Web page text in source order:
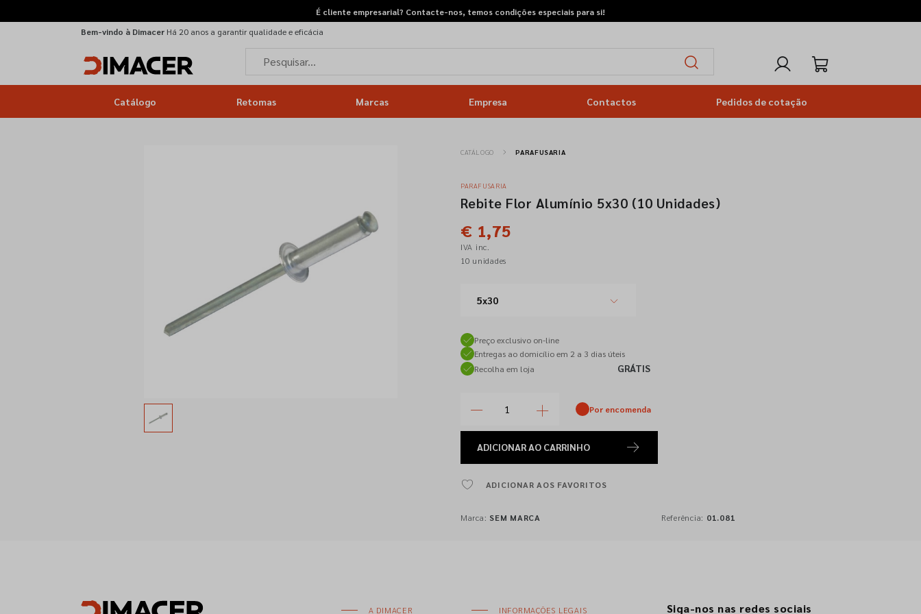
É cliente empresarial? Contacte-nos, temos condições especiais para si!
Bem-vindo à Dimacer Há 20 anos a garantir qualidade e eficácia
Catálogo Retomas Marcas Empresa Contactos Pedidos de cotação
CATÁLOGO PARAFUSARIA
PARAFUSARIA
Rebite Flor Alumínio 5x30 (10 Unidades)
€ 1,75
IVA inc.
10 unidades
5x30
Preço exclusivo on-line
Entregas ao domicílio em 2 a 3 dias úteis
Recolha em loja
GRÁTIS
Por encomenda
ADICIONARAO CARRINHO
ADICIONAR AOS FAVORITOS
Marca: SEM MARCA Referência: 01.081
A DIMACER INFORMAÇÕES LEGAIS Siga-nos nas redes sociais